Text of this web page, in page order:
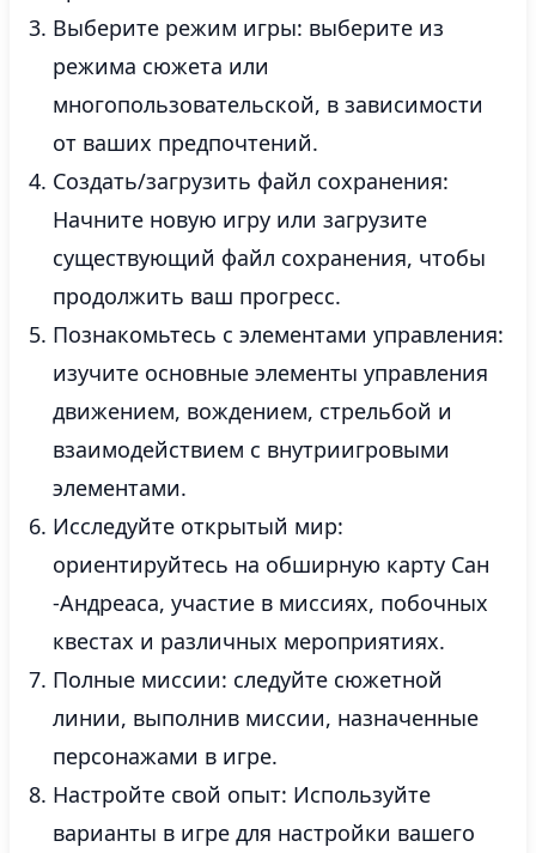
Выберите режим игры: выберите из
режима сюжета или
многопользовательской, в зависимости
от ваших предпочтений.
Создать/загрузить файл сохранения:
Начните новую игру или загрузите
существующий файл сохранения, чтобы
продолжить ваш прогресс.
Познакомьтесь с элементами управления:
изучите основные элементы управления
движением, вождением, стрельбой и
взаимодействием с внутриигровыми
элементами.
Исследуйте открытый мир:
ориентируйтесь на обширную карту Сан
-Андреаса, участие в миссиях, побочных
квестах и ​​различных мероприятиях.
Полные миссии: следуйте сюжетной
линии, выполнив миссии, назначенные
персонажами в игре.
Настройте свой опыт: Используйте
варианты в игре для настройки вашего